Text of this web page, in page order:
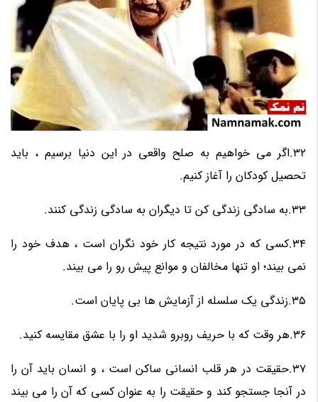
32.اگر می خواهیم به صلح واقعی در این دنیا برسیم ، باید
تحصیل کودکان را آغاز کنیم.
33.به سادگی زندگی کن تا دیگران به سادگی زندگی کنند.
34.کسی که در مورد نتیجه کار خود نگران است ، هدف خود را
نمی بیند؛ او تنها مخالفان و موانع پیش رو را می بیند.
35.زندگی یک سلسله از آزمایش ها بی پایان است.
36.هر وقت که با حریف روبرو شدید او را با عشق مقایسه کنید.
37.حقیقت در هر قلب انسانی ساکن است ، و انسان باید آن را
در آنجا جستجو کند و حقیقت را به عنوان کسی که آن را می بیند